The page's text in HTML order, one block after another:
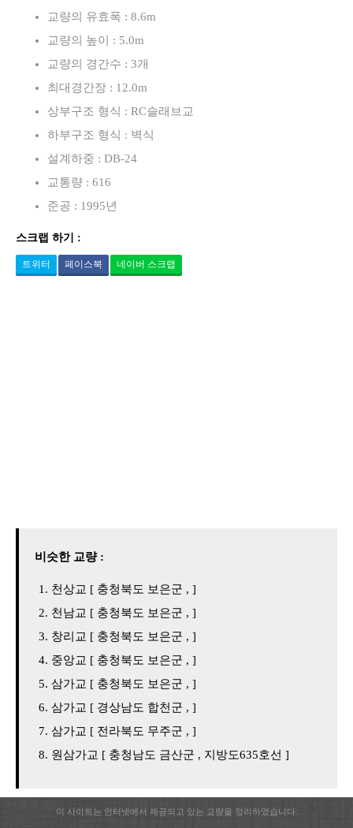
교량의 유효폭 : 8.6m
교량의 높이 : 5.0m
교량의 경간수 : 3개
최대경간장 : 12.0m
상부구조 형식 : RC슬래브교
하부구조 형식 : 벽식
설계하중 : DB-24
교통량 : 616
준공 : 1995년
스크랩 하기 :
트위터 페이스북 네이버 스크랩
비슷한 교량 :
천상교 [ 충청북도 보은군 , ]
천남교 [ 충청북도 보은군 , ]
창리교 [ 충청북도 보은군 , ]
중앙교 [ 충청북도 보은군 , ]
삼가교 [ 충청북도 보은군 , ]
삼가교 [ 경상남도 합천군 , ]
삼가교 [ 전라북도 무주군 , ]
원삼가교 [ 충청남도 금산군 , 지방도635호선 ]
이 사이트는 인터넷에서 제공되고 있는 교량을 정리하였습니다.